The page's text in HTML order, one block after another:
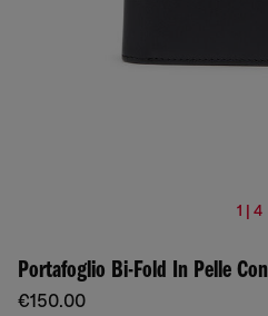
1 | 4
Portafoglio Bi-Fold In Pelle
€150.00